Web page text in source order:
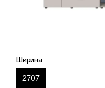
Ширина
2707